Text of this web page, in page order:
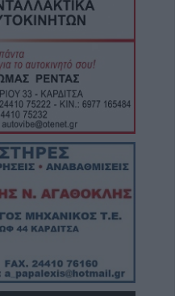
Τσιτσιπά από το
το 40ήμερο
Γεωρ.
το 40ήμερο
Παππά
τη σύλληψη του
Λάρισας